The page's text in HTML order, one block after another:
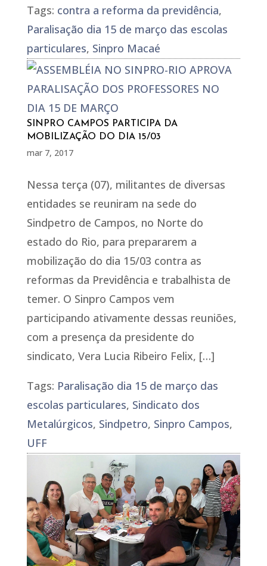
Tags: contra a reforma da previdência,
Paralisação dia 15 de março das escolas
particulares, Sinpro Macaé
SINPRO CAMPOS PARTICIPA DA
MOBILIZAÇÃO DO DIA 15/03
mar 7, 2017
Nessa terça (07), militantes de diversas
entidades se reuniram na sede do
Sindpetro de Campos, no Norte do
estado do Rio, para prepararem a
mobilização do dia 15/03 contra as
reformas da Previdência e trabalhista de
temer. O Sinpro Campos vem
participando ativamente dessas reuniões,
com a presença da presidente do
sindicato, Vera Lucia Ribeiro Felix, […]
Tags: Paralisação dia 15 de março das
escolas particulares, Sindicato dos
Metalúrgicos, Sindpetro, Sinpro Campos,
UFF